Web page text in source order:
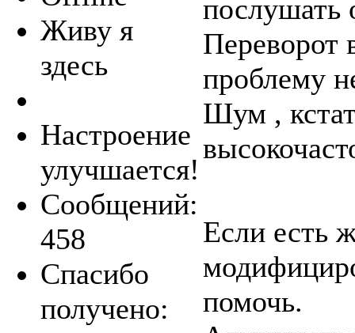
Живу я
здесь
Настроение
улучшается!
Сообщений:
458
Спасибо
получено:
послушать
Переворот
проблему
Шум ,
Если есть
помочь.